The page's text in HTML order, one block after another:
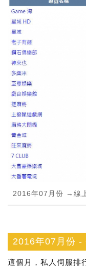
2016年07月份 →線
2016年07月份 -
這個月，私人伺服排